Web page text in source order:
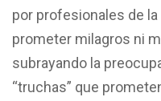
por profesionales de
prometer milagros ni
subrayando la
“truchas” que